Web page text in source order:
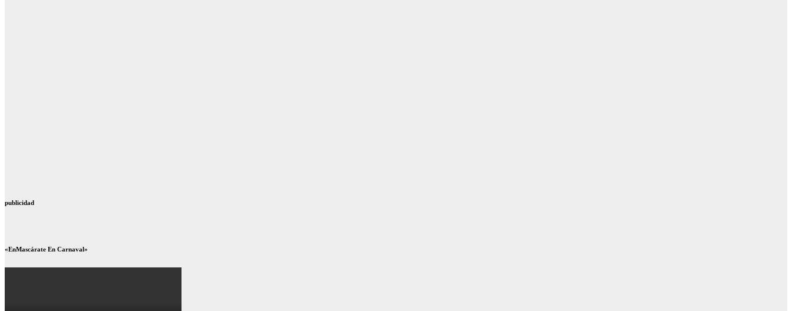
publicidad
«EnMascárate En Carnaval»